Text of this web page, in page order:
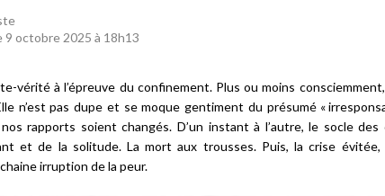
9 octobre 2025 à 18h13
vérité à l’épreuve du confinement. Plus ou moins
n’est pas dupe et se moque gentiment du présumé «
rapports soient changés. D’un instant à l’autre, le socle
et de la solitude. La mort aux trousses. Puis, la crise
irruption de la peur.